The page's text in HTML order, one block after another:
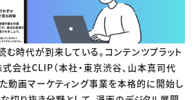
時代が到来している。コンテンツプラット
会社CLIP（本社・東京渋谷、山本真司代
動画マーケティング事業を本格的に開始し